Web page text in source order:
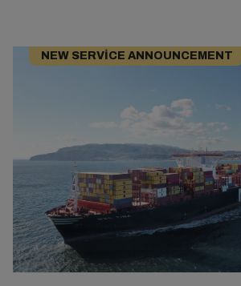
NEW SERVICE ANNOUNCEMENT